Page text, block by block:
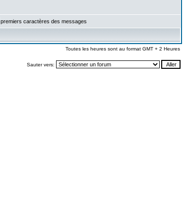
premiers caractères des messages
Toutes les heures sont au format GMT + 2 Heures
Sauter vers: